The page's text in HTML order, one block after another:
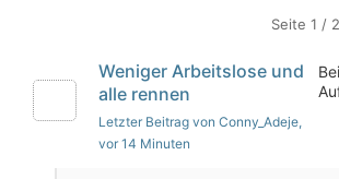
Seite 1 / 2
Weniger Arbeitslose und
alle rennen
Letzter Beitrag von Conny_Adeje,
vor 14 Minuten